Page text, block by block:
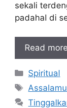
sekali
padahal di
Read more
Kategori
Spiritual
Tag